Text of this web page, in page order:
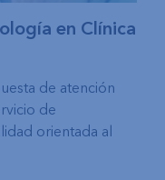
en Clínica
de atención
de
orientada al